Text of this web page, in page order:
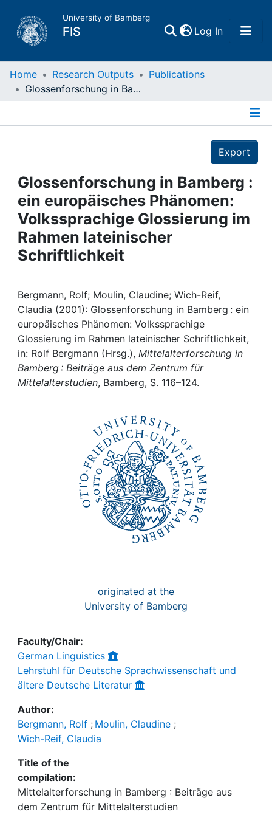
University of Bamberg
FIS Log In(current)
Home
Projects
People
Institutions
My FIS
Help
Home Research Outputs
Publications
Glossenforschung in Bamberg : ein europäisches Phänomen: Volkssprachige Glossierung im Rahmen lateinischer Schriftlichkeit
Export
Glossenforschung in Bamberg :
ein europäisches Phänomen:
Volkssprachige Glossierung im
Rahmen lateinischer
Schriftlichkeit
Bergmann, Rolf; Moulin, Claudine; Wich-Reif,
Claudia (2001): Glossenforschung in Bamberg : ein
europäisches Phänomen: Volkssprachige
Glossierung im Rahmen lateinischer Schriftlichkeit,
in: Rolf Bergmann (Hrsg.), Mittelalterforschung in
Bamberg : Beiträge aus dem Zentrum für
Mittelalterstudien, Bamberg, S. 116–124.
originated at the
University of Bamberg
Faculty/Chair:
German Linguistics
Lehrstuhl für Deutsche Sprachwissenschaft und
ältere Deutsche Literatur
Author:
Bergmann, Rolf ; Moulin, Claudine ;
Wich-Reif, Claudia
Title of the
compilation:
Mittelalterforschung in Bamberg : Beiträge aus
dem Zentrum für Mittelalterstudien